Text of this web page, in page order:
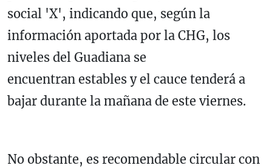
social 'X', indicando que, según la
información aportada por la CHG, los
niveles del Guadiana se
encuentran estables y el cauce tenderá a
bajar durante la mañana de este viernes.
No obstante, es recomendable circular con